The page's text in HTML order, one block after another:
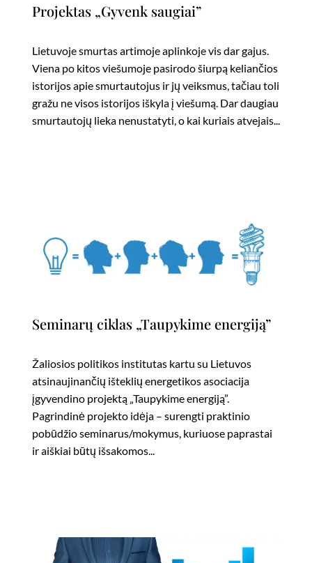
Projektas „Gyvenk saugiai”
Lietuvoje smurtas artimoje aplinkoje vis dar gajus.
Viena po kitos viešumoje pasirodo šiurpą keliančios
istorijos apie smurtautojus ir jų veiksmus, tačiau toli
gražu ne visos istorijos iškyla į viešumą. Dar daugiau
smurtautojų lieka nenustatyti, o kai kuriais atvejais...
Seminarų ciklas „Taupykime energiją”
Žaliosios politikos institutas kartu su Lietuvos
atsinaujinančių išteklių energetikos asociacija
įgyvendino projektą „Taupykime energiją”.
Pagrindinė projekto idėja – surengti praktinio
pobūdžio seminarus/mokymus, kuriuose paprastai
ir aiškiai būtų išsakomos...